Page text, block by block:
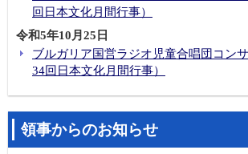
回日本文化月間行事）
令和5年10月25日
ブルガリア国営ラジオ児童合唱団コン
34回日本文化月間行事）
領事からのお知らせ